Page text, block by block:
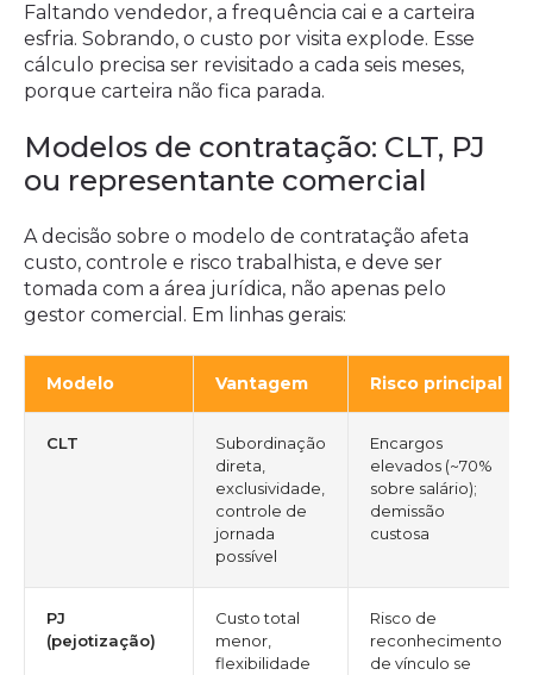
Faltando vendedor, a frequência cai e a carteira
esfria. Sobrando, o custo por visita explode. Esse
cálculo precisa ser revisitado a cada seis meses,
porque carteira não fica parada.
Modelos de contratação: CLT, PJ
ou representante comercial
A decisão sobre o modelo de contratação afeta
custo, controle e risco trabalhista, e deve ser
tomada com a área jurídica, não apenas pelo
gestor comercial. Em linhas gerais:
Modelo Vantagem Risco principal
CLT
Subordinação
direta,
exclusividade,
controle de
jornada
possível
Encargos
elevados (~70%
sobre salário);
demissão
custosa
PJ
(pejotização)
Custo total
menor,
flexibilidade
Risco de
reconhecimento
de vínculo se